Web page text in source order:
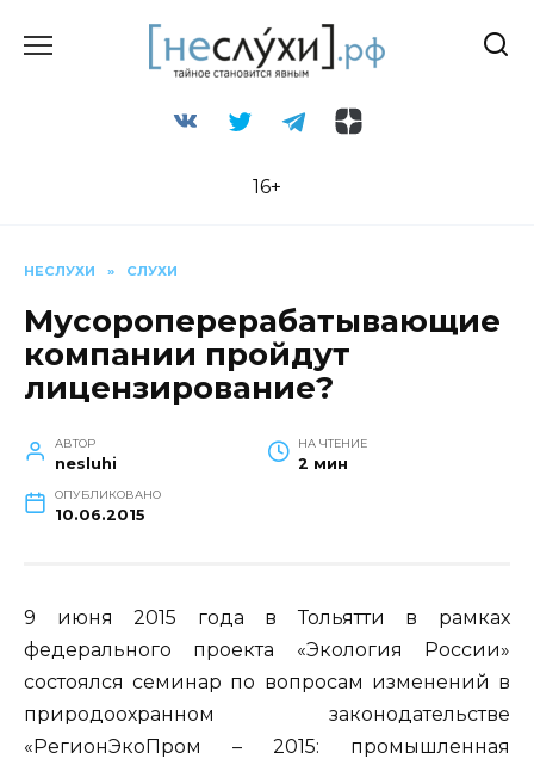
16+
НЕСЛУХИ » СЛУХИ
Мусороперерабатывающие
компании пройдут
лицензирование?
АВТОР
nesluhi
НА ЧТЕНИЕ
2 мин
ОПУБЛИКОВАНО
10.06.2015
9 июня 2015 года в Тольятти в рамках
федерального проекта «Экология России»
состоялся семинар по вопросам изменений в
природоохранном законодательстве
«РегионЭкоПром – 2015: промышленная